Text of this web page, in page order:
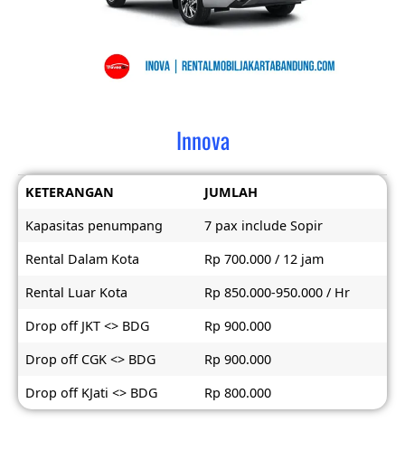
Innova
KETERANGAN
JUMLAH
Kapasitas penumpang
7 pax include Sopir
Rental Dalam Kota
Rp 700.000 / 12 jam
Rental Luar Kota
Rp 850.000-950.000 / Hr
Drop off JKT <> BDG
Rp 900.000
Drop off CGK <> BDG
Rp 900.000
Drop off KJati <> BDG
Rp 800.000